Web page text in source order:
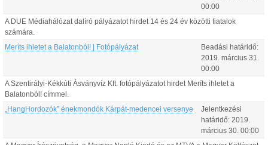
00:00
A DUE Médiahálózat dalíró pályázatot hirdet 14 és 24 év közötti fiatalok
számára.
Meríts ihletet a Balatonból! | Fotópályázat
Beadási határidő:
2019. március 31
00:00
A Szentirályi-Kékkúti Ásványvíz Kft. fotópályázatot hirdet Meríts ihletet a
Balatonból! címmel.
„HangHordozók” énekmondók Kárpát-medencei versenye
Jelentkezési
határidő: 2019.
március 30 00:00